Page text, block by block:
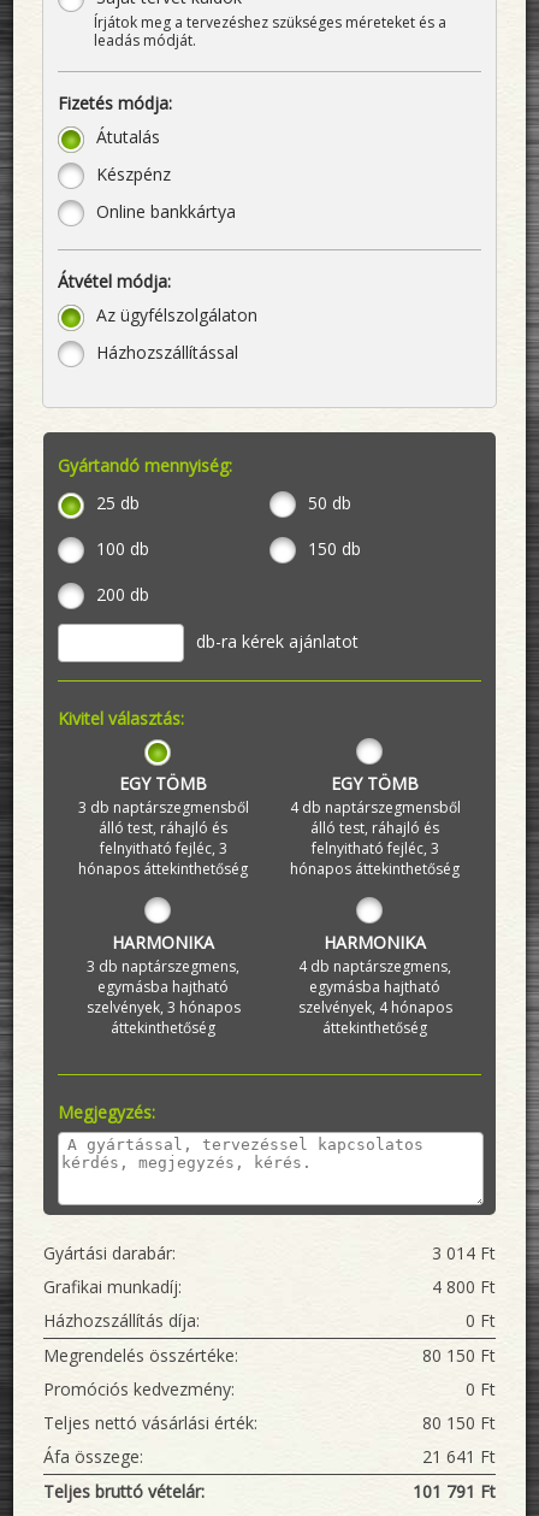
Írjátok meg a tervezéshez szükséges méreteket és a
leadás módját.
Fizetés módja:
Átutalás
Készpénz
Online bankkártya
Átvétel módja:
Az ügyfélszolgálaton
Házhozszállítással
Gyártandó mennyiség:
25 db
50 db
100 db
150 db
200 db
db-ra kérek ajánlatot
Kivitel választás:
EGY TÖMB
3 db naptárszegmensből
álló test, ráhajló és
felnyitható fejléc, 3
hónapos áttekinthetőség
EGY TÖMB
4 db naptárszegmensből
álló test, ráhajló és
felnyitható fejléc, 3
hónapos áttekinthetőség
HARMONIKA
3 db naptárszegmens,
egymásba hajtható
szelvények, 3 hónapos
áttekinthetőség
HARMONIKA
4 db naptárszegmens,
egymásba hajtható
szelvények, 4 hónapos
áttekinthetőség
Megjegyzés:
Gyártási darabár: 3 014 Ft
Grafikai munkadíj:
4 800 Ft
Házhozszállítás díja:
0 Ft
Megrendelés összértéke:
80 150 Ft
Promóciós kedvezmény:
0 Ft
Teljes nettó vásárlási érték:
80 150 Ft
Áfa összege:
21 641 Ft
Teljes bruttó vételár:
101 791 Ft